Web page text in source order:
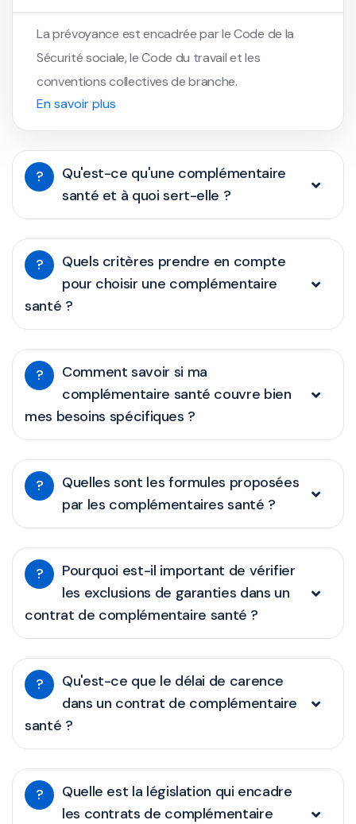
La prévoyance est encadrée par le Code de la
Sécurité sociale, le Code du travail et les
conventions collectives de branche.
En savoir plus
?
Qu'est-ce qu'une complémentaire
santé et à quoi sert-elle ?
?
Quels critères prendre en compte
pour choisir une complémentaire
santé ?
?
Comment savoir si ma
complémentaire santé couvre bien
mes besoins spécifiques ?
?
Quelles sont les formules proposées
par les complémentaires santé ?
?
Pourquoi est-il important de vérifier
les exclusions de garanties dans un
contrat de complémentaire santé ?
?
Qu'est-ce que le délai de carence
dans un contrat de complémentaire
santé ?
?
Quelle est la législation qui encadre
les contrats de complémentaire